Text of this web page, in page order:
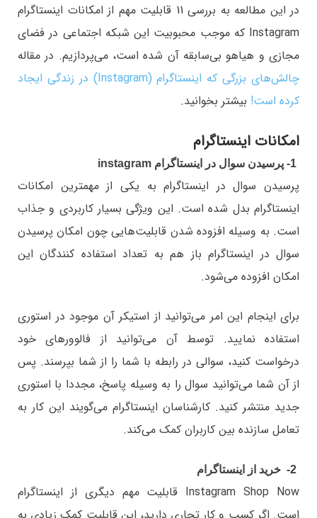
در این مطالعه به بررسی 11 قابلیت مهم از امکانات اینستاگرام
Instagram که موجب محبوبیت این شبکه اجتماعی در فضای
مجازی و هیاهو بی‌سابقه آن شده است، می‌پردازیم. در مقاله
چالش‌های بزرگی که اینستاگرام (Instagram) در زندگی ایجاد
کرده است! بیشتر بخوانید.
امکانات اینستاگرام
پرسیدن سوال در اینستاگرام به یکی از مهمترین امکانات
اینستاگرام بدل شده است. این ویژگی بسیار کاربردی و جذاب
است. به وسیله افزوده شدن قابلیت‌هایی چون امکان پرسیدن
سوال در اینستاگرام باز هم به تعداد استفاده کنندگان این
امکان افزوده می‌شود.
برای اینجام این امر می‌توانید از استیکر آن موجود در استوری
استفاده نمایید. توسط آن می‌توانید از فالوورهای خود
درخواست‌ کنید، سوالی در رابطه با شما را از شما بپرسند. پس
از آن شما می‌توانید سوال را به وسیله پاسخ، مجددا با استوری
جدید منتشر کنید. کارشناسان اینستاگرام می‌گویند این کار به
تعامل سازنده بین کاربران کمک می‌کند.
Instagram Shop Now قابلیت مهم دیگری از اینستاگرام